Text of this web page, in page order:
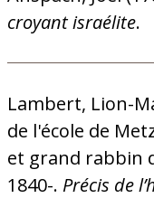
croyant israélite.
Lambert, Lion-
de l'école de
et grand rabbin
1840-. Précis de